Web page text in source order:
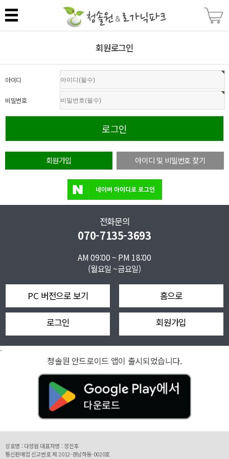
회원로그인
아이디
비밀번호
회원가입 아이디 및 비밀번호 찾기
전화문의
070-7135-3693
AM 09:00 ~ PM 18:00
(월요일 ~금요일)
PC 버전으로 보기 홈으로
로그인 회원가입
-
청솔원 안드로이드 앱이 출시되었습니다.
상호명 : 다정원 대표자명 : 정진후
통신판매업 신고번호 제 2012-경남하동-0020호